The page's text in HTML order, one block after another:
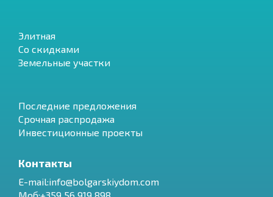
Элитная
Со скидками
Земельные участки
Последние предложения
Срочная распродажа
Инвестиционные проекты
Контакты
E-mail:info@bolgarskiydom.com
Моб:+359 56 919 898